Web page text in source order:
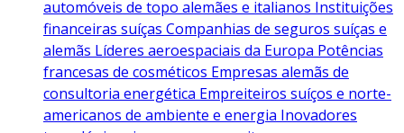
automóveis de topo alemães e italianos Instituições
financeiras suíças Companhias de seguros suíças e
alemãs Líderes aeroespaciais da Europa Potências
francesas de cosméticos Empresas alemãs de
consultoria energética Empreiteiros suíços e norte-
americanos de ambiente e energia Inovadores